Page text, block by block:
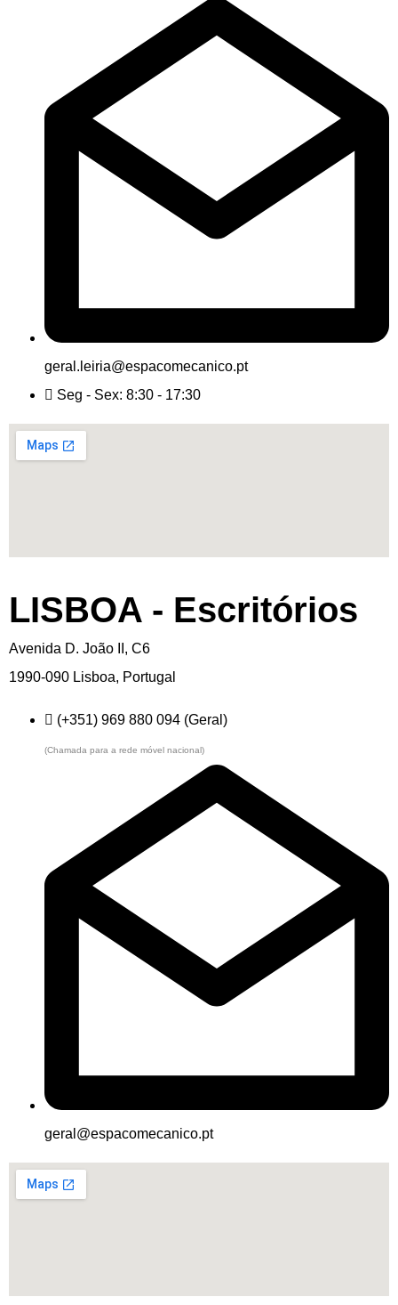
geral.leiria@espacomecanico.pt
Seg - Sex: 8:30 - 17:30
LISBOA - Escritórios
Avenida D. João II, C6
1990-090 Lisboa, Portugal
(+351) 969 880 094 (Geral)
(Chamada para a rede móvel nacional)
geral@espacomecanico.pt